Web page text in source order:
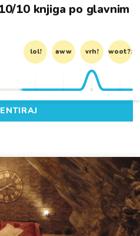
10 knjiga po glavnim
lol! aww vrh! woot?!